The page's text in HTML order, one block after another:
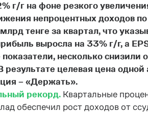
г/г на фоне резкого
непроцентных доходов
тенге за квартал, что
выросла на 33% г/г, а
несколько
результате целевая цена
– «Держать».
рекорд.Квартальные
обеспечил рост доходов от